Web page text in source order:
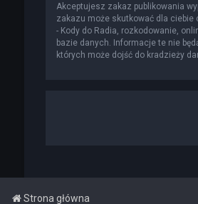
Akceptujesz zakaz publikowania
zakazu może skutkować dla ciebie
- Kody do Radia, rozkodowanie,
bazie danych. Informacje te nie
których może dojść do kradzieży
Strona główna